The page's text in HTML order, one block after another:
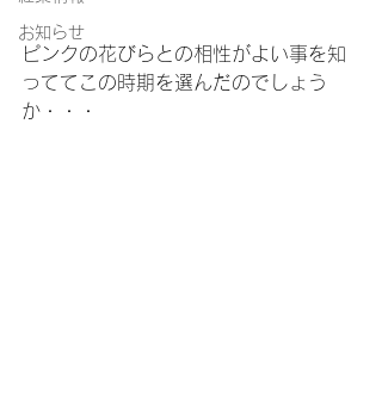
お知らせ
ピンクの花びらとの相性がよい事を知
っててこの時期を選んだのでしょう
か・・・